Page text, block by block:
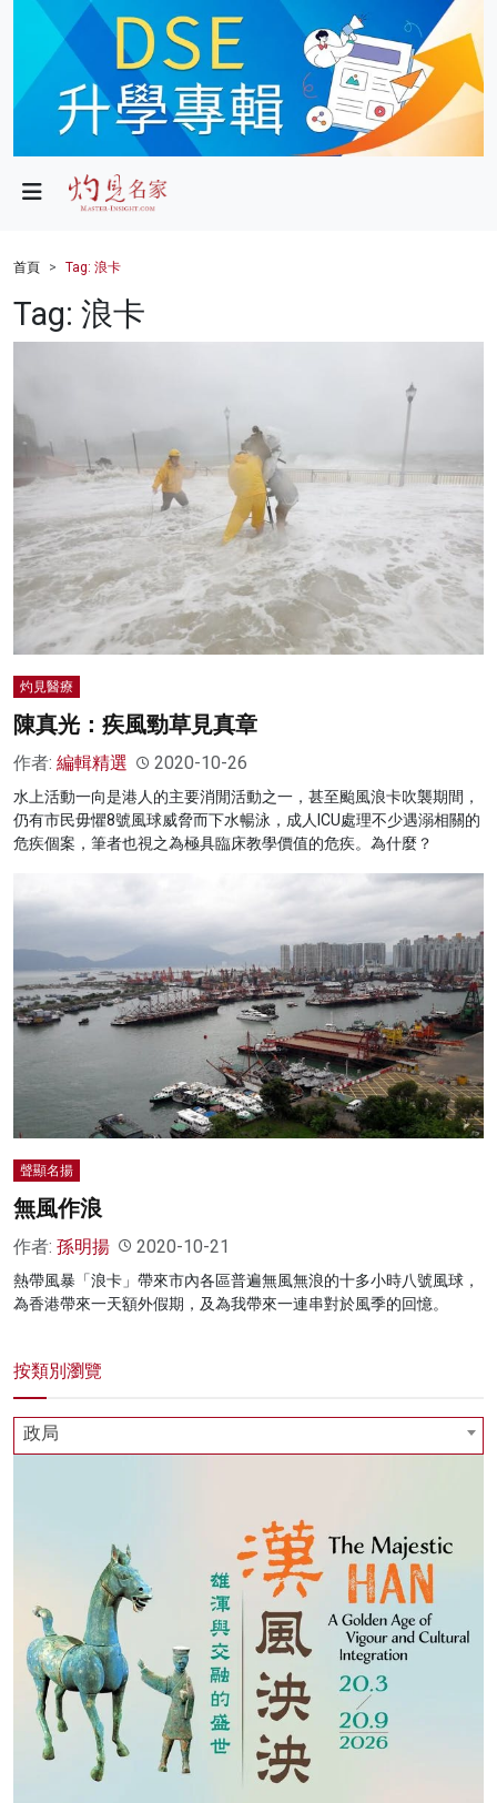
政局
財經
健康
科技
影片
名家榜
灼見活動
關於我們
首頁 Tag: 浪卡
Tag: 浪卡
灼見醫療
陳真光：疾風勁草見真章
作者: 編輯精選 2020-10-26
水上活動一向是港人的主要消閒活動之一，甚至颱風浪卡吹襲期間，
仍有市民毋懼8號風球威脅而下水暢泳，成人ICU處理不少遇溺相關的
危疾個案，筆者也視之為極具臨床教學價值的危疾。為什麼？
聲顯名揚
無風作浪
作者: 孫明揚 2020-10-21
熱帶風暴「浪卡」帶來市內各區普遍無風無浪的十多小時八號風球，
為香港帶來一天額外假期，及為我帶來一連串對於風季的回憶。
按類別瀏覽
政局